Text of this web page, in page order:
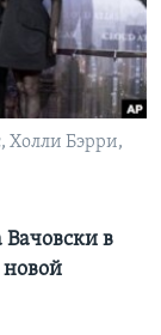
Холли Бэрри,
в